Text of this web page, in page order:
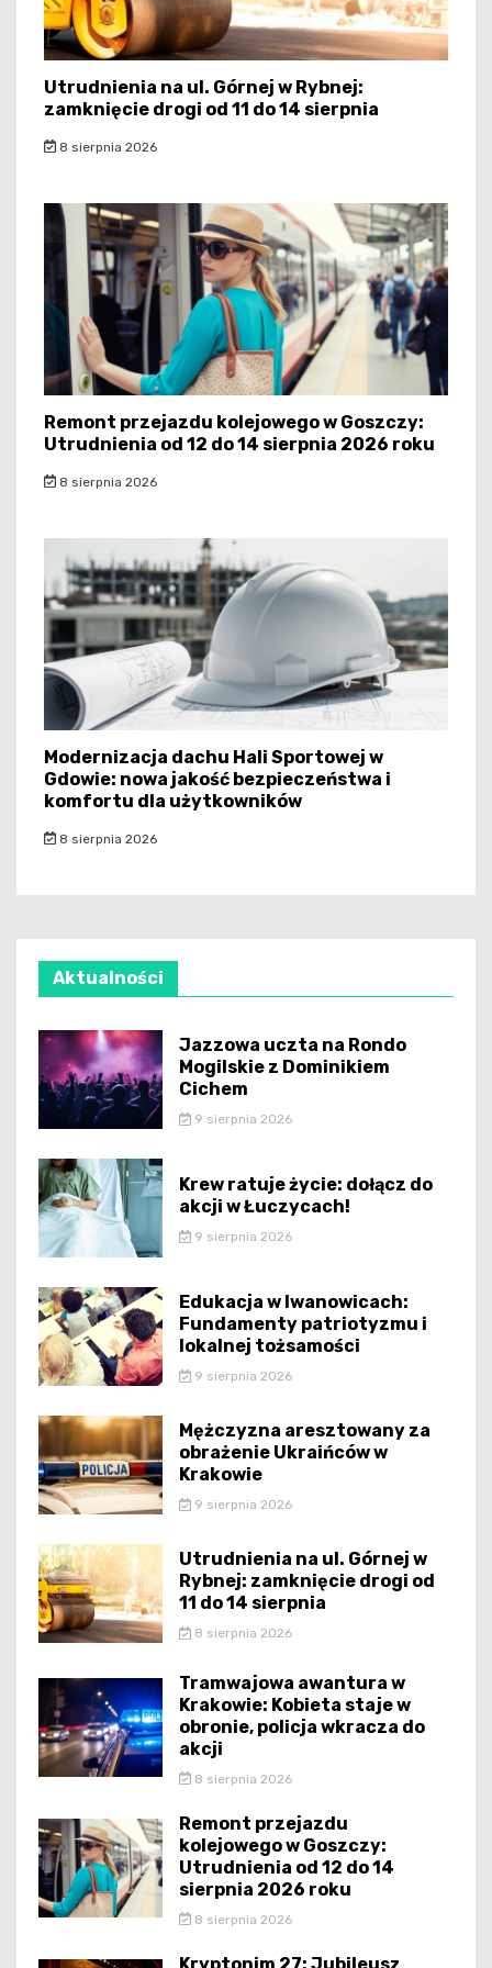
Utrudnienia na ul. Górnej w Rybnej:
zamknięcie drogi od 11 do 14 sierpnia
8 sierpnia 2026
Remont przejazdu kolejowego w Goszczy:
Utrudnienia od 12 do 14 sierpnia 2026 roku
8 sierpnia 2026
Modernizacja dachu Hali Sportowej w
Gdowie: nowa jakość bezpieczeństwa i
komfortu dla użytkowników
8 sierpnia 2026
Aktualności
Jazzowa uczta na Rondo
Mogilskie z Dominikiem
Cichem
9 sierpnia 2026
Krew ratuje życie: dołącz do
akcji w Łuczycach!
9 sierpnia 2026
Edukacja w Iwanowicach:
Fundamenty patriotyzmu i
lokalnej tożsamości
9 sierpnia 2026
Mężczyzna aresztowany za
obrażenie Ukraińców w
Krakowie
9 sierpnia 2026
Utrudnienia na ul. Górnej w
Rybnej: zamknięcie drogi od
11 do 14 sierpnia
8 sierpnia 2026
Tramwajowa awantura w
Krakowie: Kobieta staje w
obronie, policja wkracza do
akcji
8 sierpnia 2026
Remont przejazdu
kolejowego w Goszczy:
Utrudnienia od 12 do 14
sierpnia 2026 roku
8 sierpnia 2026
Kryptonim 27: Jubileusz